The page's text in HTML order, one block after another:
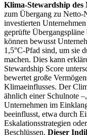
Klima-Stewardship des
zum Übergang zu Netto-
investierten
geprüfte
können bewusst
1,5°C-Pfad sind, um sie
machen. Dies kann
Stewardship Score
bewertet große
Klimaeinflusses. Der
ähnlich einer Schulnote
Unternehmen im
beeinflusst, etwa durch
Eskalationsstrategien
Beschlüssen. Dieser